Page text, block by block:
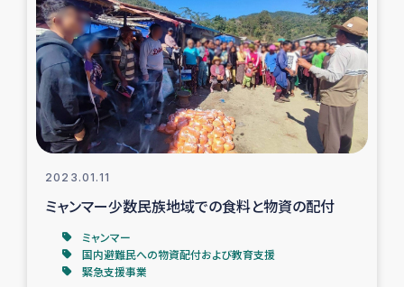
2023.01.11
ミャンマー少数民族地域での食料と物資の配付
ミャンマー
国内避難民への物資配付および教育支援
緊急支援事業